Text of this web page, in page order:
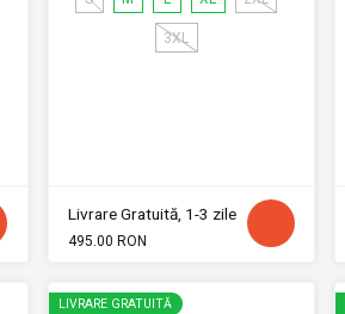
3XL
Livrare Gratuită, 1-3 zile
495.00 RON
LIVRARE GRATUITĂ